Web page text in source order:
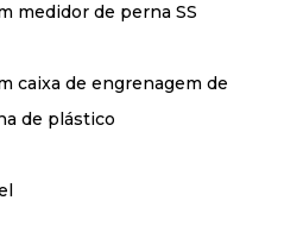
medidor de perna SS
caixa de engrenagem de
de plástico